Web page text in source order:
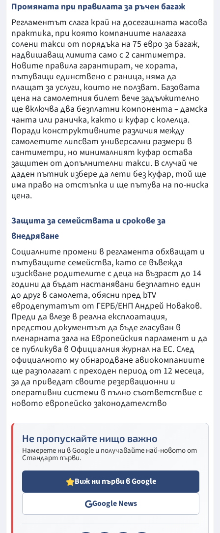
Промяната при правилата за ръчен багаж
Регламентът слага край на досегашната масова
практика, при която компаниите налагаха
солени такси от порядъка на 75 евро за багаж,
надвишаващ лимита само с 2 сантиметра.
Новите правила гарантират, че хората,
пътуващи единствено с раница, няма да
плащат за услуги, които не ползват. Базовата
цена на самолетния билет вече задължително
ще включва два безплатни компонента – дамска
чанта или раничка, както и куфар с колелца.
Поради конструктивните различия между
самолетите липсват универсални размери в
сантиметри, но минималният куфар остава
защитен от допълнителни такси. В случай че
даден пътник избере да лети без куфар, той ще
има право на отстъпка и ще пътува на по-ниска
цена.
Защита за семействата и срокове за
внедряване
Социалните промени в регламента обхващат и
пътуващите семейства, като се въвежда
изискване родителите с деца на възраст до 14
години да бъдат настанявани безплатно един
до друг в самолета, обясни пред bTV
евродепутатът от ГЕРБ/ЕНП Андрей Новаков.
Преди да влезе в реална експлоатация,
предстои документът да бъде гласуван в
пленарната зала на Европейския парламент и да
се публикува в Официалния журнал на ЕС. След
официалното му обнародване авиокомпаниите
ще разполагат с преходен период от 12 месеца,
за да приведат своите резервационни и
оперативни системи в пълно съответствие с
новото европейско законодателство
Не пропускайте нищо важно
Намерете ни в Google и получавайте най-новото от
Стандарт първи.
Виж ни първи в Google
Google News